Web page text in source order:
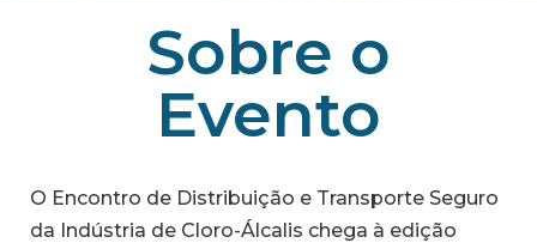
Sobre o
Evento
O Encontro de Distribuição e Transporte Seguro
da Indústria de Cloro-Álcalis chega à edição